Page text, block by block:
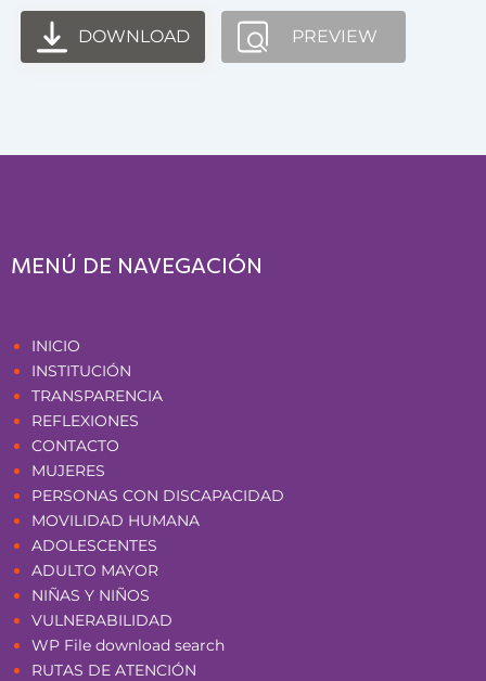
DOWNLOAD PREVIEW
MENÚ DE NAVEGACIÓN
INICIO
INSTITUCIÓN
TRANSPARENCIA
REFLEXIONES
CONTACTO
MUJERES
PERSONAS CON DISCAPACIDAD
MOVILIDAD HUMANA
ADOLESCENTES
ADULTO MAYOR
NIÑAS Y NIÑOS
VULNERABILIDAD
WP File download search
RUTAS DE ATENCIÓN